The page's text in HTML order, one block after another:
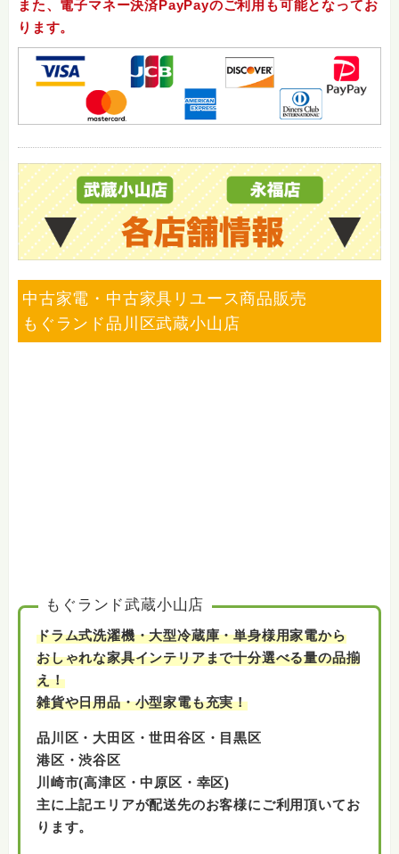
また、電子マネー決済PayPayのご利用も可能となってお
ります。
中古家電・中古家具リユース商品販売
もぐランド品川区武蔵小山店
もぐランド武蔵小山店
ドラム式洗濯機・大型冷蔵庫・単身様用家電から
おしゃれな家具インテリアまで十分選べる量の品揃
え！
雑貨や日用品・小型家電も充実！
品川区・大田区・世田谷区・目黒区
港区・渋谷区
川崎市(高津区・中原区・幸区)
主に上記エリアが配送先のお客様にご利用頂いてお
ります。